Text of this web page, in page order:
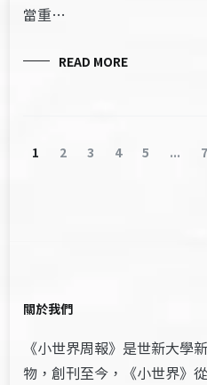
當重…
READ MORE
Posts
Page
1 Page
2 Page
3 Page
4 Page
5 ... 7
關於我們
《小世界周報》是世新大學
物，創刊至今，《小世界》